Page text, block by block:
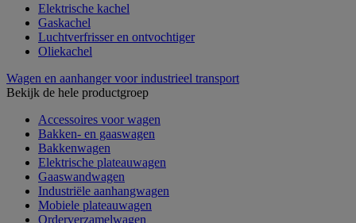
Elektrische kachel
Gaskachel
Luchtverfrisser en ontvochtiger
Oliekachel
Wagen en aanhanger voor industrieel transport
Bekijk de hele productgroep
Accessoires voor wagen
Bakken- en gaaswagen
Bakkenwagen
Elektrische plateauwagen
Gaaswandwagen
Industriële aanhangwagen
Mobiele plateauwagen
Orderverzamelwagen